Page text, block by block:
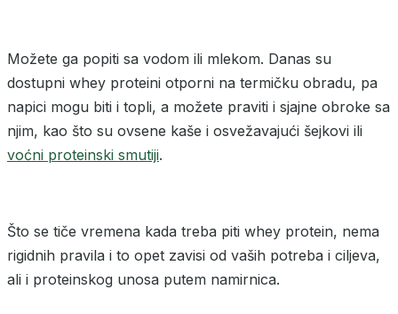
Možete ga popiti sa vodom ili mlekom. Danas su
dostupni whey proteini otporni na termičku obradu, pa
napici mogu biti i topli, a možete praviti i sjajne obroke sa
njim, kao što su ovsene kaše i osvežavajući šejkovi ili
voćni proteinski smutiji.
Što se tiče vremena kada treba piti whey protein, nema
rigidnih pravila i to opet zavisi od vaših potreba i ciljeva,
ali i proteinskog unosa putem namirnica.